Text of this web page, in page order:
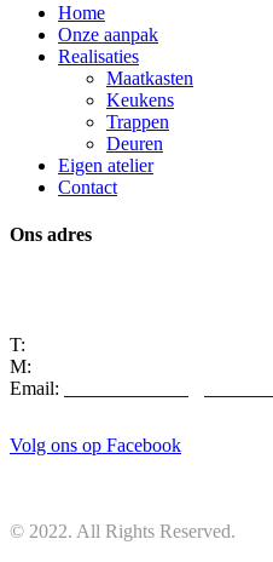
Home
Onze aanpak
Realisaties
Maatkasten
Keukens
Trappen
Deuren
Eigen atelier
Contact
Ons adres
T:
M:
Email:
Volg ons op Facebook
© 2022. All Rights Reserved.